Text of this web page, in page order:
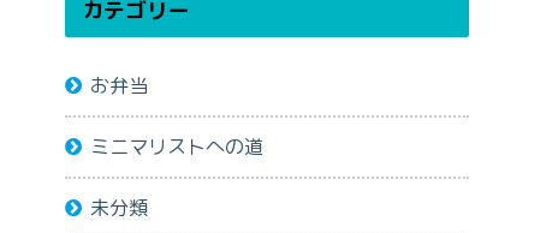
カテゴリー
お弁当
ミニマリストへの道
未分類